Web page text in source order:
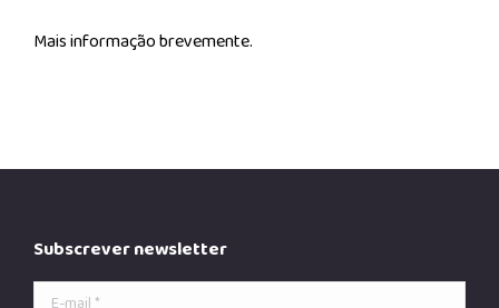
Mais informação brevemente.
Subscrever newsletter
E-mail *